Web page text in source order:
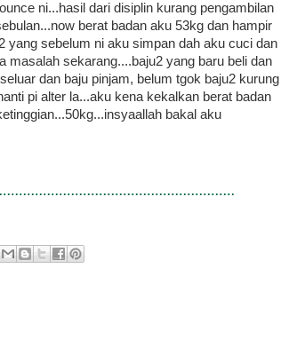
ni...hasil dari disiplin kurang pengambilan
berat badan aku 53kg dan hampir
yang sebelum ni aku simpan dah aku cuci dan
sekarang....baju2 yang baru beli dan
dan baju pinjam, belum tgok baju2 kurung
pi alter la...aku kena kekalkan berat badan
bakal aku